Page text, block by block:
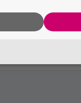
muuta papalle.
paljon
Jorma-papan pitäisi
mielestä ei papalla